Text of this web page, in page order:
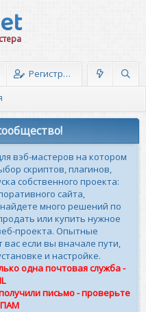
Регистрация
вэб-мастеров на котором
скриптов, плагинов,
собственного проекта:
сайта,
много решений по
или купить нужное
проекта. Опытные
если вы вначале пути,
и настройке.
одна почтовая служба -
письмо - проверьте